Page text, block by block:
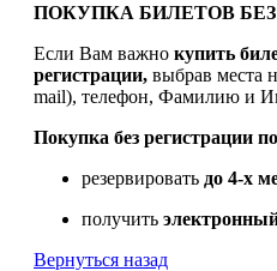
ПОКУПКА БИЛЕТОВ
Если Вам важно купить
регистрации, выбрав места
mail), телефон, Фамилию и
Покупка без регистрации
резервировать до 4-х
получить
Вернуться назад